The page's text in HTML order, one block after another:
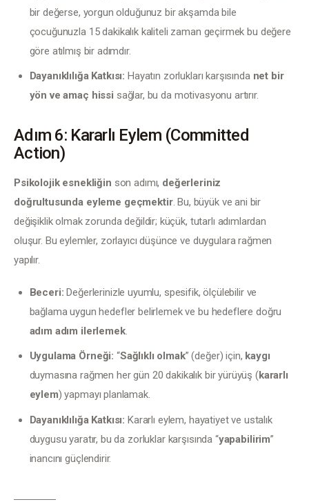
bir değerse, yorgun olduğunuz bir akşamda bile
çocuğunuzla 15 dakikalık kaliteli zaman geçirmek bu değere
göre atılmış bir adımdır.
Dayanıklılığa Katkısı: Hayatın zorlukları karşısında net bir
yön ve amaç hissi sağlar, bu da motivasyonu artırır.
Adım 6: Kararlı Eylem (Committed
Action)
Psikolojik esnekliğin son adımı, değerleriniz
doğrultusunda eyleme geçmektir. Bu, büyük ve ani bir
değişiklik olmak zorunda değildir; küçük, tutarlı adımlardan
oluşur. Bu eylemler, zorlayıcı düşünce ve duygulara rağmen
yapılır.
Beceri: Değerlerinizle uyumlu, spesifik, ölçülebilir ve
bağlama uygun hedefler belirlemek ve bu hedeflere doğru
adım adım ilerlemek.
Uygulama Örneği: “Sağlıklı olmak” (değer) için, kaygı
duymasına rağmen her gün 20 dakikalık bir yürüyüş (kararlı
eylem) yapmayı planlamak.
Dayanıklılığa Katkısı: Kararlı eylem, hayatiyet ve ustalık
duygusu yaratır, bu da zorluklar karşısında “yapabilirim”
inancını güçlendirir.